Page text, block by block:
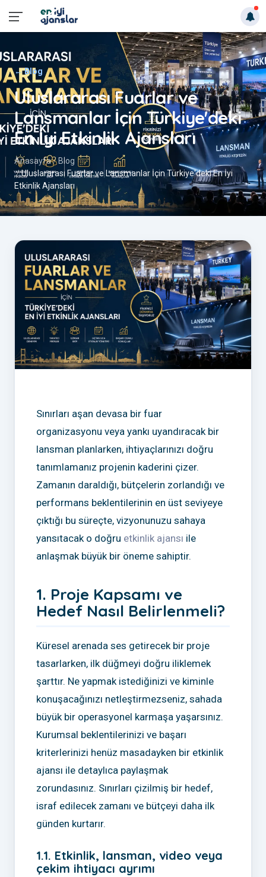
← Blog
Uluslararası Fuarlar ve
Lansmanlar İçin Türkiye'deki
En İyi Etkinlik Ajansları
Anasayfa
Blog
Uluslararası Fuarlar ve Lansmanlar İçin Türkiye'deki En İyi
Etkinlik Ajansları
Sınırları aşan devasa bir fuar
organizasyonu veya yankı uyandıracak bir
lansman planlarken, ihtiyaçlarınızı doğru
tanımlamanız projenin kaderini çizer.
Zamanın daraldığı, bütçelerin zorlandığı ve
performans beklentilerinin en üst seviyeye
çıktığı bu süreçte, vizyonunuzu sahaya
yansıtacak o doğru etkinlik ajansı ile
anlaşmak büyük bir öneme sahiptir.
1. Proje Kapsamı ve
Hedef Nasıl Belirlenmeli?
Küresel arenada ses getirecek bir proje
tasarlarken, ilk düğmeyi doğru iliklemek
şarttır. Ne yapmak istediğinizi ve kiminle
konuşacağınızı netleştirmezseniz, sahada
büyük bir operasyonel karmaşa yaşarsınız.
Kurumsal beklentilerinizi ve başarı
kriterlerinizi henüz masadayken bir etkinlik
ajansı ile detaylıca paylaşmak
zorundasınız. Sınırları çizilmiş bir hedef,
israf edilecek zamanı ve bütçeyi daha ilk
günden kurtarır.
1.1. Etkinlik, lansman, video veya
çekim ihtiyacı ayrımı